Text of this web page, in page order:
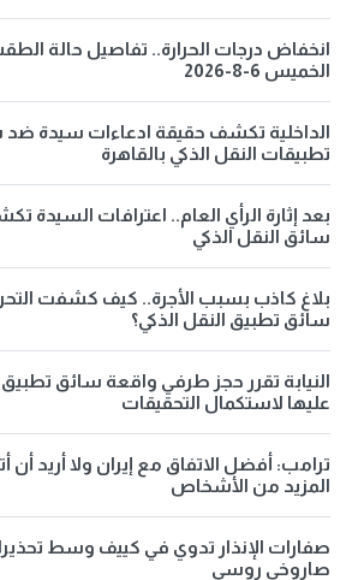
انخفاض درجات الحرارة.. تفاصيل حالة
الخميس 6-8-2026
الداخلية تكشف حقيقة ادعاءات سيدة ضد
تطبيقات النقل الذكي بالقاهرة
بعد إثارة الرأي العام.. اعترافات السيدة
سائق النقل الذكي
بلاغ كاذب بسبب الأجرة.. كيف كشفت
سائق تطبيق النقل الذكي؟
النيابة تقرر حجز طرفي واقعة سائق
عليها لاستكمال التحقيقات
ترامب: أفضل الاتفاق مع إيران ولا أريد
المزيد من الأشخاص
صفارات الإنذار تدوي في كييف وسط
صاروخي روسي